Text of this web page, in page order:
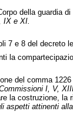
della guardia
IX e XI.
7 e 8 del decreto
la
del comma
I, V,
la costruzione,
aspetti attinenti